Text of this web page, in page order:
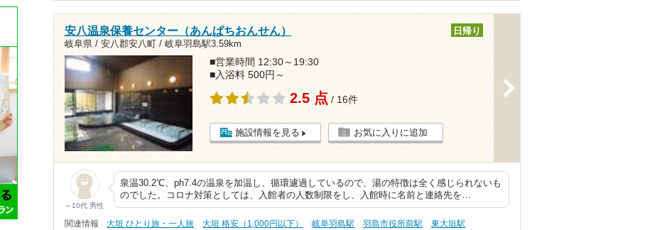
安八温泉保養センター（あんぱちおんせん）
岐阜県 / 安八郡安八町 / 岐阜羽島駅3.59km
日帰り
■営業時間 12:30～19:30
■入浴料 500円～
2.5 点 / 16件
施設情報を見る お気に入りに追加
～10代 男性
泉温30.2℃、ph7.4の温泉を加温し、循環濾過しているので、湯の特徴は全く感じられないも
のでした。コロナ対策としては、入館者の人数制限をし、入館時に名前と連絡先を…
関連情報 大垣 ひとり旅・一人旅 大垣 格安（1,000円以下） 岐阜羽島駅 羽島市役所前駅
東大垣駅